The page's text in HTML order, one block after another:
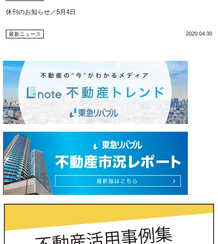
休刊のお知らせ／5月4日
最新ニュース 2020.04.30